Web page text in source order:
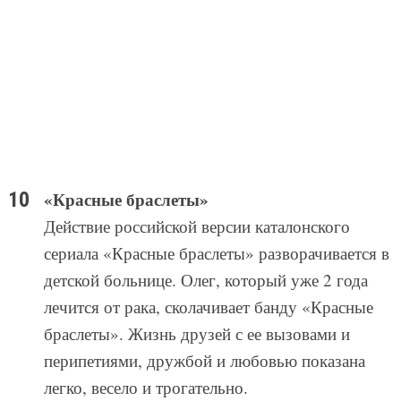
«Красные браслеты»
Действие российской версии каталонского
сериала «Красные браслеты» разворачивается в
детской больнице. Олег, который уже 2 года
лечится от рака, сколачивает банду «Красные
браслеты». Жизнь друзей с ее вызовами и
перипетиями, дружбой и любовью показана
легко, весело и трогательно.